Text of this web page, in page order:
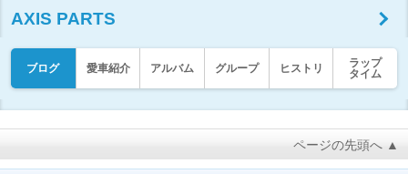
AXIS PARTS
ブログ 愛車紹介 アルバム グループ ヒストリ
ラップ
タイム
ページの先頭へ ▲